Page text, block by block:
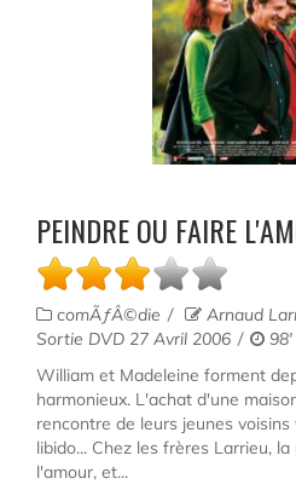
PEINDRE OU FAIRE
comÃƒÂ©die
Arnaud
Sortie DVD 27 Avril 2006
98'
William et Madeleine forment
harmonieux. L'achat d'une
rencontre de leurs jeunes
libido... Chez les frères Larrieu,
l'amour, et...